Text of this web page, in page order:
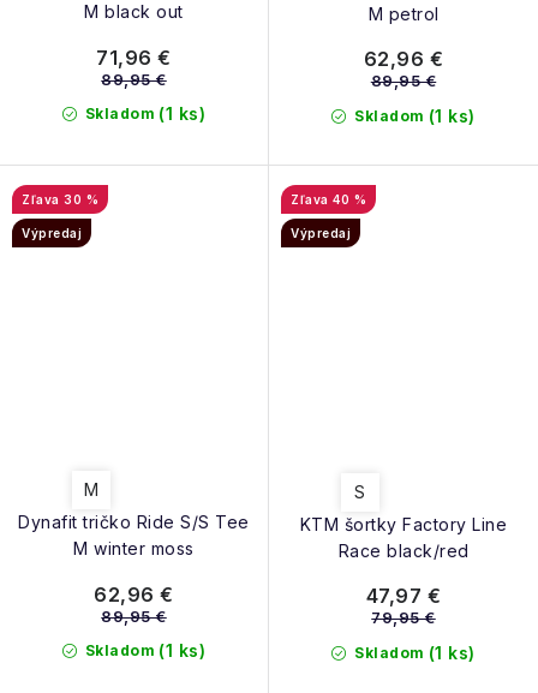
M black out
Skladom (1 ks)
71,96 €
89,95 €
M petrol
Skladom (1 ks)
62,96 €
89,95 €
Dynafit tričko Ride S/S Tee
M winter moss
30 %
Výpredaj
M
Skladom (1 ks)
62,96 €
89,95 €
KTM šortky Factory Line
Race black/red
40 %
Výpredaj
S
Skladom (1 ks)
47,97 €
79,95 €